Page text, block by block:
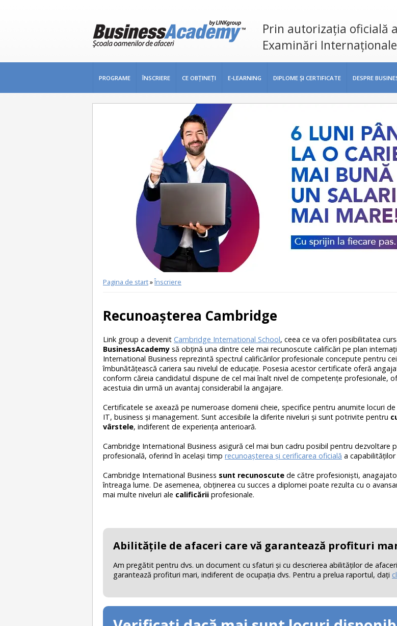
Prin autorizația oficială
Examinări
PROGRAME ÎNSCRIERE CE OBŢINEŢI E-LEARNING DIPLOME ŞI CERTIFICATE DESPRE
Pagina de start»Înscriere
Recunoaşterea Cambridge
Link group a devenit Cambridge International School, ceea ce va oferi posibilitatea
BusinessAcademy să obţină una dintre cele mai recunoscute calificări pe plan
International Business reprezintă spectrul calificărilor profesionale concepute pentru
îmbunătăţească cariera sau nivelul de educaţie. Posesia acestor certificate oferă
conform căreia candidatul dispune de cel mai înalt nivel de competenţe profesionale,
acestuia din urmă un avantaj considerabil la angajare.
Certificatele se axează pe numeroase domenii cheie, specifice pentru anumite locuri de
IT, business şi management. Sunt accesibile la diferite niveluri şi sunt potrivite pentru
vârstele, indiferent de experienţa anterioară.
Cambridge International Business asigură cel mai bun cadru posibil pentru dezvoltare
profesională, oferind în acelaşi timp recunoaşterea şi cerificarea oficială a
Cambridge International Business sunt recunoscute de către profesionişti,
întreaga lume. De asemenea, obţinerea cu succes a diplomei poate rezulta cu o
mai multe niveluri ale calificării profesionale.
Abilităţile de afaceri care vă garantează profituri
Am pregătit pentru dvs. un document cu sfaturi şi cu descrierea abilităţilor de
garantează profituri mari, indiferent de ocupaţia dvs. Pentru a prelua raportul, daţi